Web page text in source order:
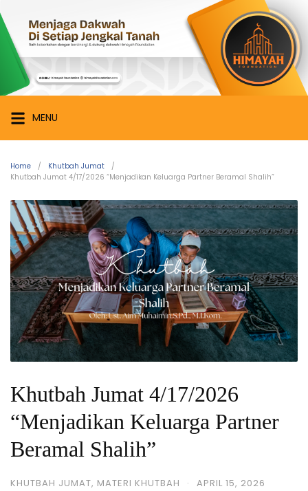
MENU
Home
Khutbah Jumat
Khutbah Jumat 4/17/2026 “Menjadikan Keluarga Partner Beramal Shalih”
Khutbah Jumat 4/17/2026
“Menjadikan Keluarga Partner
Beramal Shalih”
KHUTBAH JUMAT, MATERI KHUTBAH · APRIL 15, 2026